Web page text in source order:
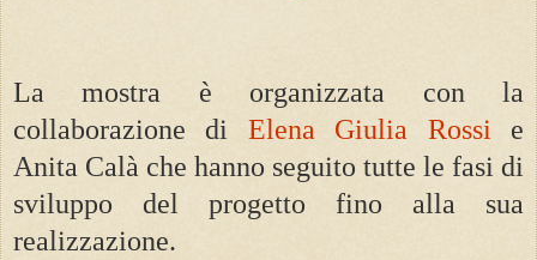
La mostra è organizzata con la
collaborazione di Elena Giulia Rossi e
Anita Calà che hanno seguito tutte le fasi di
sviluppo del progetto fino alla sua
realizzazione.